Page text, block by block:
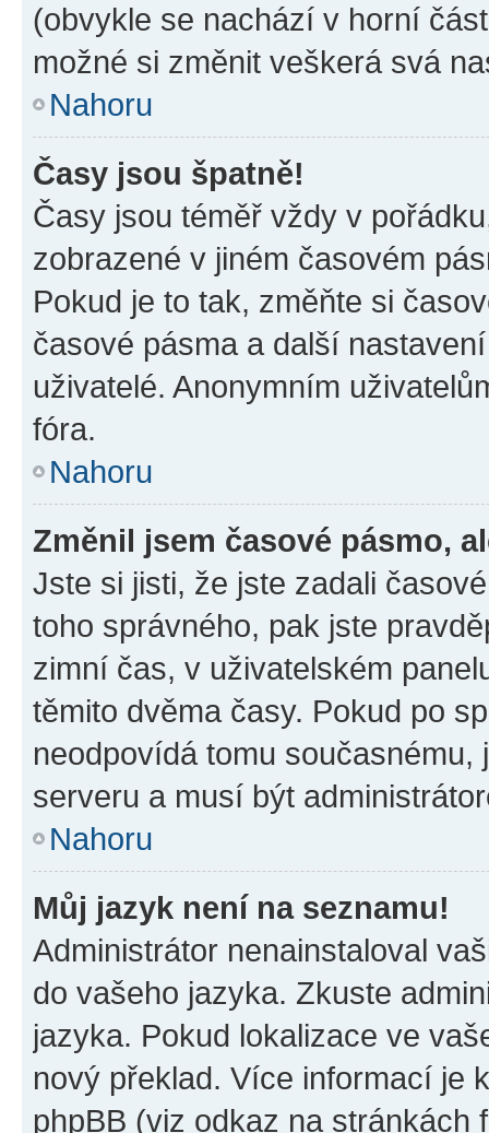
(obvykle se nachází v horní
možné si změnit veškerá svá
Nahoru
Časy jsou špatně!
Časy jsou téměř vždy v
zobrazené v jiném časovém
Pokud je to tak, změňte si
časové pásma a další
uživatelé. Anonymním
fóra.
Nahoru
Změnil jsem časové pásmo,
Jste si jisti, že jste zadali
toho správného, pak jste
zimní čas, v uživatelském
těmito dvěma časy. Pokud po
neodpovídá tomu
serveru a musí být
Nahoru
Můj jazyk není na seznamu!
Administrátor nenainstaloval
do vašeho jazyka. Zkuste
jazyka. Pokud lokalizace ve
nový překlad. Více informací je
phpBB (viz odkaz na stránkách